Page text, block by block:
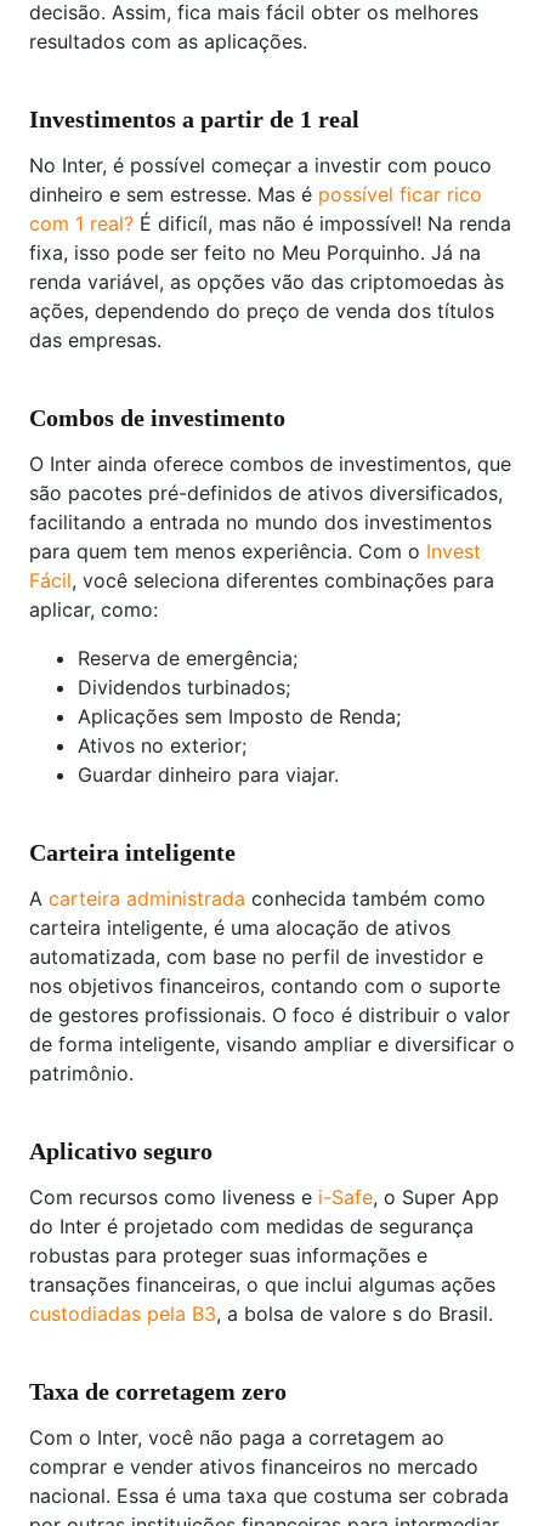
decisão. Assim, fica mais fácil obter os melhores
resultados com as aplicações.
Investimentos a partir de 1 real
No Inter, é possível começar a investir com pouco
dinheiro e sem estresse. Mas é possível ficar rico
com 1 real? É dificíl, mas não é impossível! Na renda
fixa, isso pode ser feito no Meu Porquinho. Já na
renda variável, as opções vão das criptomoedas às
ações, dependendo do preço de venda dos títulos
das empresas.
Combos de investimento
O Inter ainda oferece combos de investimentos, que
são pacotes pré-definidos de ativos diversificados,
facilitando a entrada no mundo dos investimentos
para quem tem menos experiência. Com o Invest
Fácil, você seleciona diferentes combinações para
aplicar, como:
Reserva de emergência;
Dividendos turbinados;
Aplicações sem Imposto de Renda;
Ativos no exterior;
Guardar dinheiro para viajar.
Carteira inteligente
A carteira administrada conhecida também como
carteira inteligente, é uma alocação de ativos
automatizada, com base no perfil de investidor e
nos objetivos financeiros, contando com o suporte
de gestores profissionais. O foco é distribuir o valor
de forma inteligente, visando ampliar e diversificar o
patrimônio.
Aplicativo seguro
Com recursos como liveness e i-Safe, o Super App
do Inter é projetado com medidas de segurança
robustas para proteger suas informações e
transações financeiras, o que inclui algumas ações
custodiadas pela B3, a bolsa de valore s do Brasil.
Taxa de corretagem zero
Com o Inter, você não paga a corretagem ao
comprar e vender ativos financeiros no mercado
nacional. Essa é uma taxa que costuma ser cobrada